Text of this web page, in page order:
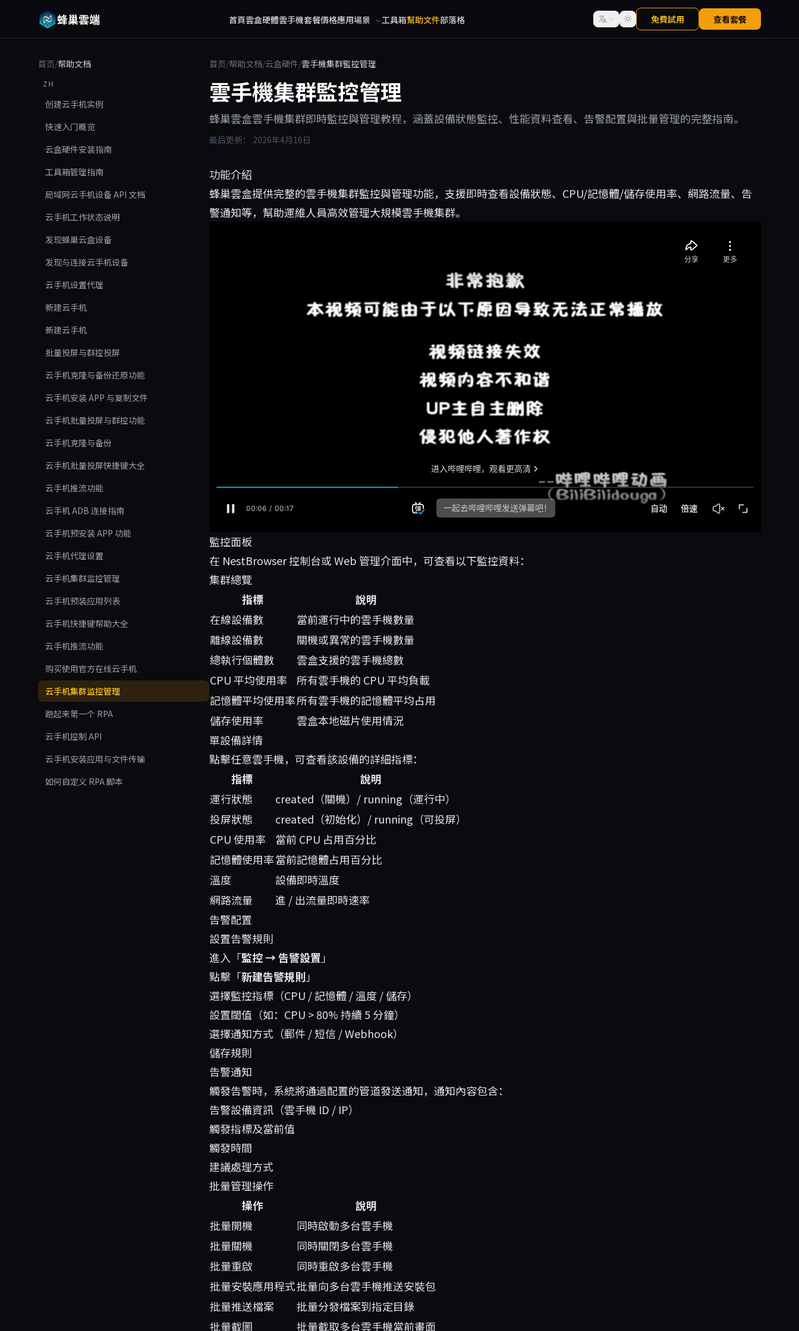
蜂巢雲端 首頁雲盒硬體雲手機套餐價格應用場景 工具箱幫助文件部落格 免費試用 查看套餐
首页/帮助文档
ZH
创建云手机实例
快速入门概览
云盒硬件安装指南
工具箱管理指南
局域网云手机设备 API 文档
云手机工作状态说明
发现蜂巢云盒设备
发现与连接云手机设备
云手机设置代理
新建云手机
新建云手机
批量投屏与群控投屏
云手机克隆与备份还原功能
云手机安装 APP 与复制文件
云手机批量投屏与群控功能
云手机克隆与备份
云手机批量投屏快捷键大全
云手机推流功能
云手机 ADB 连接指南
云手机预安装 APP 功能
云手机代理设置
云手机集群监控管理
云手机预装应用列表
云手机快捷键帮助大全
云手机推流功能
购买使用官方在线云手机
云手机集群监控管理
跑起来第一个 RPA
云手机控制 API
云手机安装应用与文件传输
如何自定义 RPA 脚本
首页/帮助文档/云盒硬件/雲手機集群監控管理
雲手機集群監控管理
蜂巢雲盒雲手機集群即時監控與管理教程，涵蓋設備狀態監控、性能資料查看、告警配置與批量管理的完整指南。
最后更新： 2026年4月16日
功能介紹
蜂巢雲盒提供完整的雲手機集群監控與管理功能，支援即時查看設備狀態、CPU/記憶體/儲存使用率、網路流量、告
警通知等，幫助運維人員高效管理大規模雲手機集群。
監控面板
在 NestBrowser 控制台或 Web 管理介面中，可查看以下監控資料：
集群總覽
指標
說明
在線設備數
當前運行中的雲手機數量
離線設備數
關機或異常的雲手機數量
總執行個體數
雲盒支援的雲手機總數
CPU 平均使用率
所有雲手機的 CPU 平均負載
記憶體平均使用率所有雲手機的記憶體平均占用
儲存使用率
雲盒本地磁片使用情況
單設備詳情
點擊任意雲手機，可查看該設備的詳細指標：
指標
說明
運行狀態
created（關機）/ running（運行中）
投屏狀態
created（初始化）/ running（可投屏）
CPU 使用率
當前 CPU 占用百分比
記憶體使用率當前記憶體占用百分比
溫度
設備即時溫度
網路流量
進 / 出流量即時速率
告警配置
設置告警規則
進入「監控 → 告警設置 」
點擊「新建告警規則」
選擇監控指標（CPU / 記憶體 / 溫度 / 儲存）
設置閾值（如：CPU > 80% 持續 5 分鐘）
選擇通知方式（郵件 / 短信 / Webhook）
儲存規則
告警通知
觸發告警時，系統將通過配置的管道發送通知，通知內容包含：
告警設備資訊（雲手機 ID / IP）
觸發指標及當前值
觸發時間
建議處理方式
批量管理操作
操作
說明
批量開機
同時啟動多台雲手機
批量關機
同時關閉多台雲手機
批量重啟
同時重啟多台雲手機
批量安裝應用程式批量向多台雲手機推送安裝包
批量推送檔案
批量分發檔案到指定目錄
批量截圖
批量截取多台雲手機當前畫面